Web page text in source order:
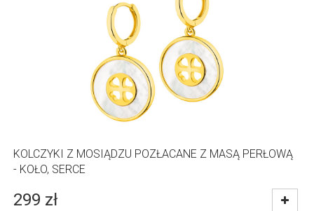
KOLCZYKI Z MOSIĄDZU POZŁACANE Z MASĄ PERŁOWĄ
- KOŁO, SERCE
299 zł